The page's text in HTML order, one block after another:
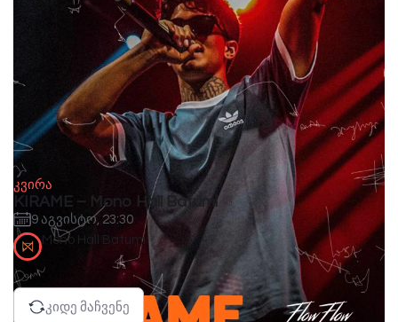
კვირა
KIRAME – Mono Hall Batumi
9 აგვისტო, 23:30
Mono Hall Batumi
კიდე მაჩვენე